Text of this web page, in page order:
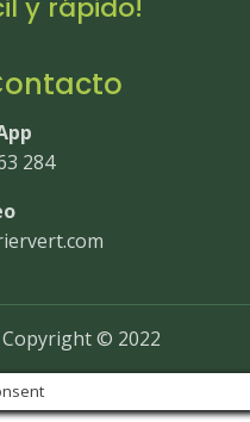
y rápido!
284
© 2022